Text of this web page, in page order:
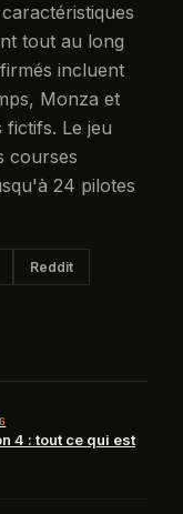
tout au long
incluent
Monza et
fictifs. Le jeu
courses
24 pilotes
Reddit
4 : tout ce qui est